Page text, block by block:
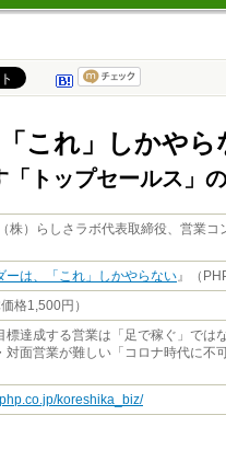
これ」しかやら
「トップセールス」
株）らしさラボ代表取締役、営業コ
ーは、「これ」しかやらない』（
格1,500円）
標達成する営業は「足で稼ぐ」では
対面営業が難しい「コロナ時代に不
koreshika_biz/